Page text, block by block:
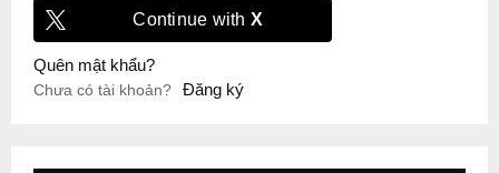
Continue with X
Quên mật khẩu?
Chưa có tài khoản? Đăng ký